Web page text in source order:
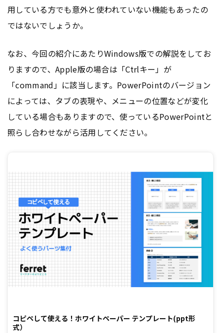
用している方でも意外と使われていない機能もあったの
ではないでしょうか。
なお、今回の紹介にあたりWindows版での解説をしてお
りますので、Apple版の場合は「Ctrlキー」が
「command」に該当します。PowerPointのバージョン
によっては、タブの表現や、メニューの位置などが変化
している場合もありますので、使っているPowerPointと
照らし合わせながら活用してください。
コピペして使える！ホワイトペーパー テンプレート(ppt形
式）